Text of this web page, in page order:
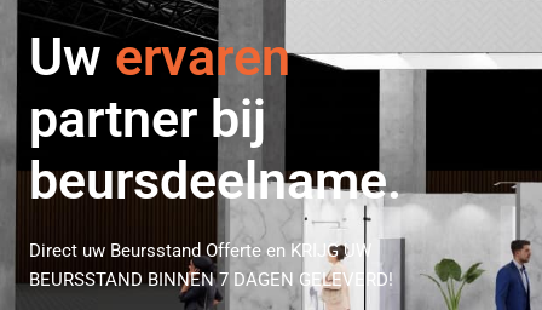
Uwprofessionele
ervaren
partner bij
beursdeelname.
Direct uw Beursstand Offerte en KRIJG UW
BEURSSTAND BINNEN 7 DAGEN GELEVERD!